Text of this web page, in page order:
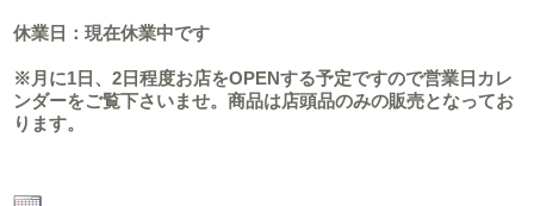
休業日：現在休業中です
※月に1日、2日程度お店をOPENする予定ですので営業日カレ
ンダーをご覧下さいませ。商品は店頭品のみの販売となってお
ります。